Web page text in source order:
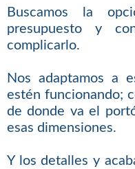
Buscamos la
presupuesto y
complicarlo.
Nos adaptamos a
estén funcionando;
de donde va el
esas dimensiones.
Y los detalles y